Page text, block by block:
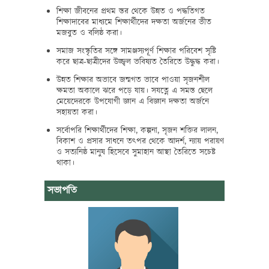
শিক্ষা জীবনের প্রথম স্তর থেকে উন্নত ও পদ্ধতিগত
শিক্ষাদাবের মাধ্যমে শিক্ষার্থীদের দক্ষতা অর্জনের ভীত
মজবুত ও বলিষ্ঠ করা।
সমাজ সংস্কৃতির সঙ্গে সামঞ্জস্যপূর্ণ শিক্ষার পরিবেশ সৃষ্টি
করে ছাত্র-ছাত্রীদের উজ্জ্বল ভবিষ্যত তৈরিতে উদ্ধুদ্ধ করা।
উন্নত শিক্ষার অভাবে জন্মগত ভাবে পাওয়া সৃজনশীল
ক্ষমতা অকালে ঝরে পড়ে যায়। সযত্নে এ সমস্ত ছেলে
মেয়েদেরকে উপযোগী জ্ঞান এ বিজ্ঞান দক্ষতা অর্জনে
সহায়তা করা।
সর্বোপরি শিক্ষার্থীদের শিক্ষা, কল্পনা, সৃজন শক্তির লালন,
বিকাশ ও প্রসার সাধনে তৎপর থেকে আদর্শ, ন্যায় পরায়ণ
ও সত্যনিষ্ঠ মানুষ হিসেবে সুমাহান আস্থা তৈরিতে সচেষ্ট
থাকা।
সভাপতি